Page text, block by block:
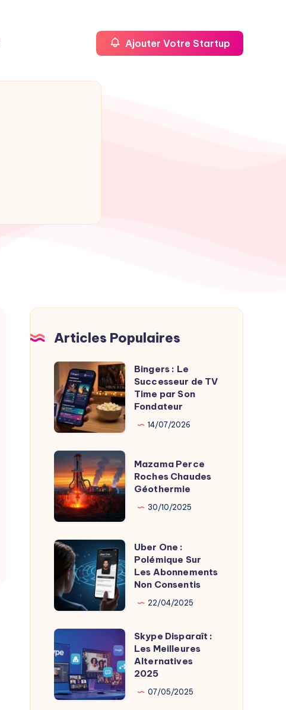
Ajouter Votre Startup
Articles Populaires
Bingers
Le
Successeur
de
TV
Time
par
Son
Fondateur
Bingers : Le
Successeur de TV
Time par Son
Fondateur
14/07/2026
Mazama
Perce
Roches
Chaudes
Géothermie
Mazama Perce
Roches Chaudes
Géothermie
30/10/2025
Uber
One
Polémique
Sur
Les
Abonnements
Non
Consentis
Uber One :
Polémique Sur
Les Abonnements
Non Consentis
22/04/2025
Skype
Disparaît
:
Les
Meilleures
Skype Disparaît :
Les Meilleures
Alternatives
2025
07/05/2025